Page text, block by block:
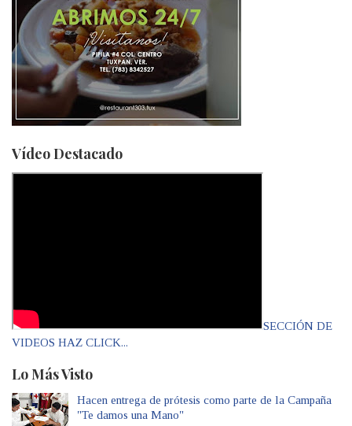
Vídeo Destacado
SECCIÓN DE
VIDEOS HAZ CLICK...
Lo Más Visto
Hacen entrega de prótesis como parte de la Campaña
"Te damos una Mano"